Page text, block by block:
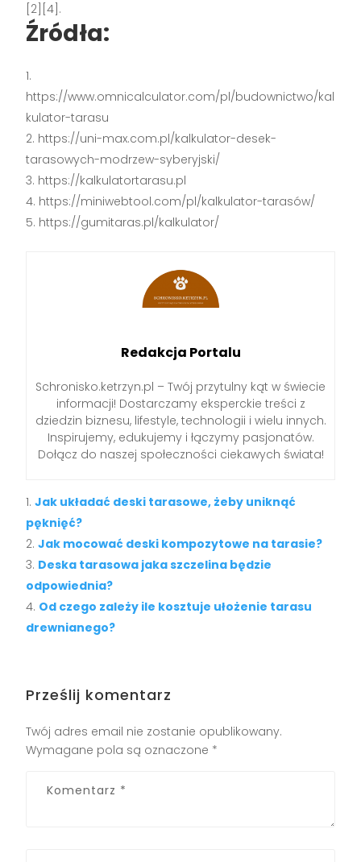
[2][4].
Źródła:
https://www.omnicalculator.com/pl/budownictwo/kal
kulator-tarasu
https://uni-max.com.pl/kalkulator-desek-
tarasowych-modrzew-syberyjski/
https://kalkulatortarasu.pl
https://miniwebtool.com/pl/kalkulator-tarasów/
https://gumitaras.pl/kalkulator/
Redakcja Portalu
Schronisko.ketrzyn.pl – Twój przytulny kąt w świecie
informacji! Dostarczamy eksperckie treści z
dziedzin biznesu, lifestyle, technologii i wielu innych.
Inspirujemy, edukujemy i łączymy pasjonatów.
Dołącz do naszej społeczności ciekawych świata!
Jak układać deski tarasowe, żeby uniknąć
pęknięć?
Jak mocować deski kompozytowe na tarasie?
Deska tarasowa jaka szczelina będzie
odpowiednia?
Od czego zależy ile kosztuje ułożenie tarasu
drewnianego?
Prześlij komentarz
Twój adres email nie zostanie opublikowany.
Wymagane pola są oznaczone *